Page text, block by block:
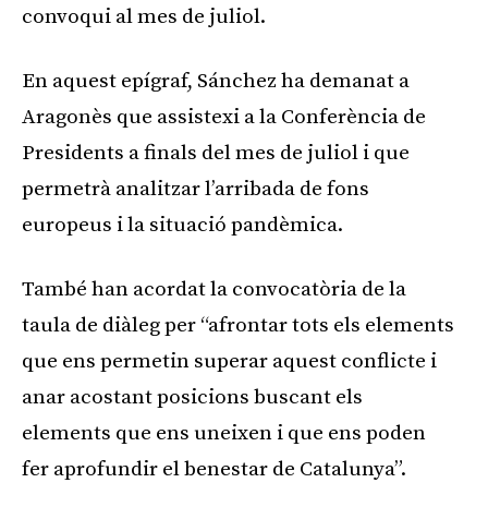
convoqui al mes de juliol.
En aquest epígraf, Sánchez ha demanat a
Aragonès que assistexi a la Conferència de
Presidents a finals del mes de juliol i que
permetrà analitzar l’arribada de fons
europeus i la situació pandèmica.
També han acordat la convocatòria de la
taula de diàleg per “afrontar tots els elements
que ens permetin superar aquest conflicte i
anar acostant posicions buscant els
elements que ens uneixen i que ens poden
fer aprofundir el benestar de Catalunya”.